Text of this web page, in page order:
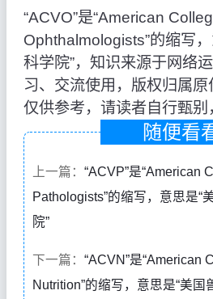
“ACVO”是“American
Ophthalmologists”的缩写
科学院”，知识来源于网络
习、交流使用，版权归属
仅供参考，请读者自行甄别
随便看
上一篇： “ACVP”是“American
Pathologists”的缩写，意思是“
院”
下一篇： “ACVN”是“American
Nutrition”的缩写，意思是“美国